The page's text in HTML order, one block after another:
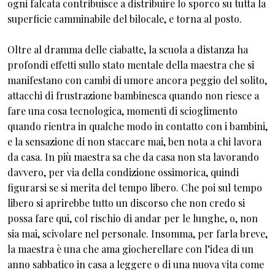
ogni falcata contribuisce a distribuire lo sporco su tutta la
superficie camminabile del bilocale, e torna al posto.
Oltre al dramma delle ciabatte, la scuola a distanza ha
profondi effetti sullo stato mentale della maestra che si
manifestano con cambi di umore ancora peggio del solito,
attacchi di frustrazione bambinesca quando non riesce a
fare una cosa tecnologica, momenti di scioglimento
quando rientra in qualche modo in contatto con i bambini,
e la sensazione di non staccare mai, ben nota a chi lavora
da casa. In più maestra sa che da casa non sta lavorando
davvero, per via della condizione ossimorica, quindi
figurarsi se si merita del tempo libero. Che poi sul tempo
libero si aprirebbe tutto un discorso che non credo si
possa fare qui, col rischio di andar per le lunghe, o, non
sia mai, scivolare nel personale. Insomma, per farla breve,
la maestra è una che ama giocherellare con l’idea di un
anno sabbatico in casa a leggere o di una nuova vita come